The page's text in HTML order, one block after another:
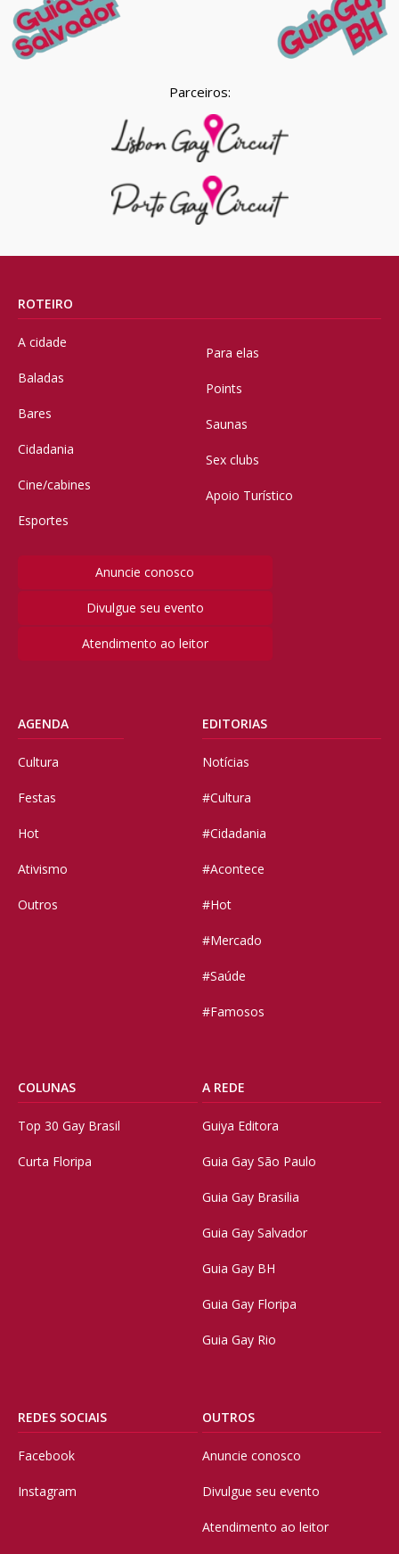
Parceiros:
ROTEIRO
A cidade
Baladas
Bares
Cidadania
Cine/cabines
Esportes
Para elas
Points
Saunas
Sex clubs
Apoio Turístico
Anuncie conosco
Divulgue seu evento
Atendimento ao leitor
AGENDA
Cultura
Festas
Hot
Ativismo
Outros
EDITORIAS
Notícias
#Cultura
#Cidadania
#Acontece
#Hot
#Mercado
#Saúde
#Famosos
COLUNAS
Top 30 Gay Brasil
Curta Floripa
A REDE
Guiya Editora
Guia Gay São Paulo
Guia Gay Brasilia
Guia Gay Salvador
Guia Gay BH
Guia Gay Floripa
Guia Gay Rio
REDES SOCIAIS
Facebook
Instagram
OUTROS
Anuncie conosco
Divulgue seu evento
Atendimento ao leitor